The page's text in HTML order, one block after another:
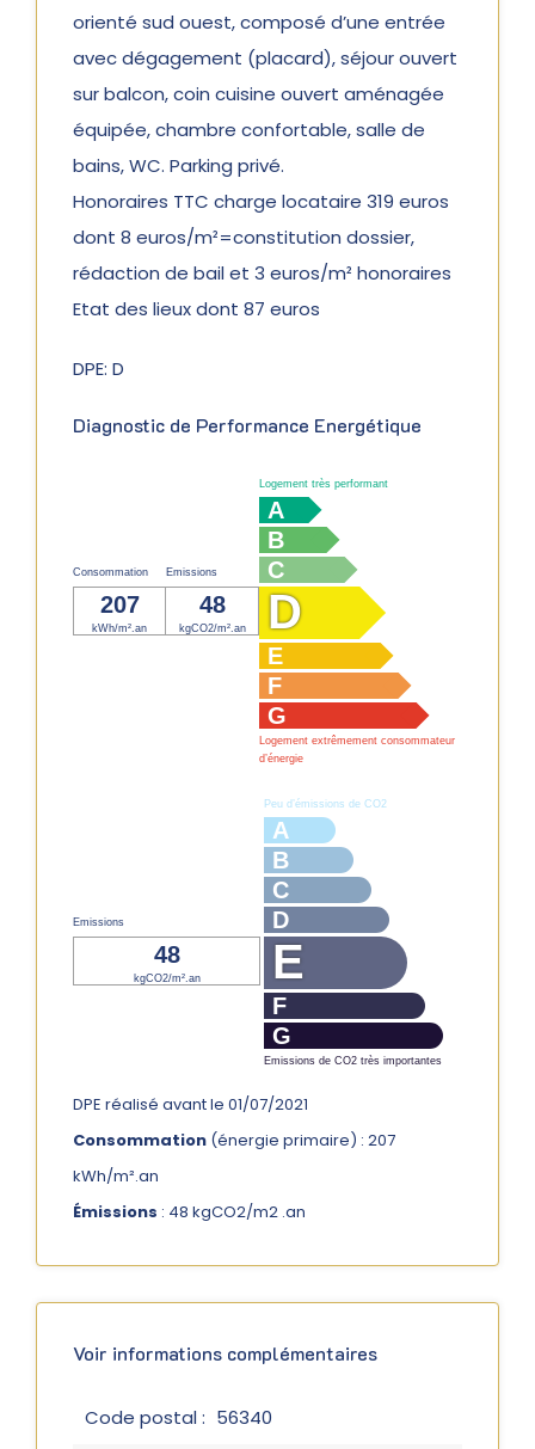
orienté sud ouest, composé d’une entrée
avec dégagement (placard), séjour ouvert
sur balcon, coin cuisine ouvert aménagée
équipée, chambre confortable, salle de
bains, WC. Parking privé.
Honoraires TTC charge locataire 319 euros
dont 8 euros/m²=constitution dossier,
rédaction de bail et 3 euros/m² honoraires
Etat des lieux dont 87 euros
DPE: D
Diagnostic de Performance Energétique
Consommation
207
kWh/m².an
Emissions
48
kgCO2/m².an
Logement très performant
A
B
C
D
E
F
G
Logement extrêmement consommateur
d’énergie
Emissions
48
kgCO2/m².an
Peu d’émissions de CO2
A
B
C
D
E
F
G
Emissions de CO2 très importantes
DPE réalisé avant le 01/07/2021
Consommation (énergie primaire) : 207
kWh/m².an
Émissions : 48 kgCO2/m2 .an
Voir informations complémentaires
Code postal : 56340